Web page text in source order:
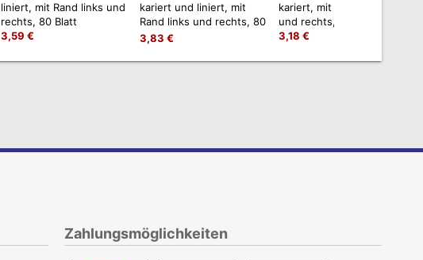
liniert, mit Rand links und
rechts, 80 Blatt
3,59 €
kariert und liniert, mit
Rand links und rechts, 80
Blatt
3,83 €
kariert, mit Rand links
und rechts, 80 Blatt
3,18 €
Zahlungsmöglichkeiten